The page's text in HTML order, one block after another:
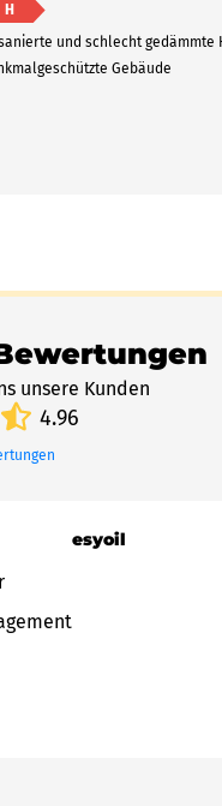
H
und schlecht gedämmte
Gebäude
unsere Kunden
4.96
esyoil